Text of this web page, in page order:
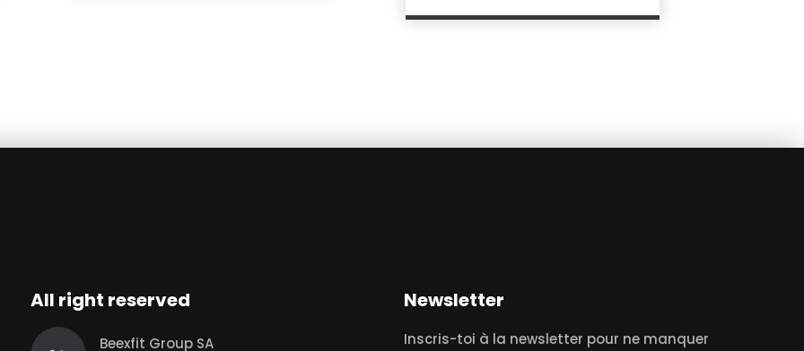
All right reserved
Beexfit Group SA
Newsletter
Inscris-toi à la newsletter pour ne manquer